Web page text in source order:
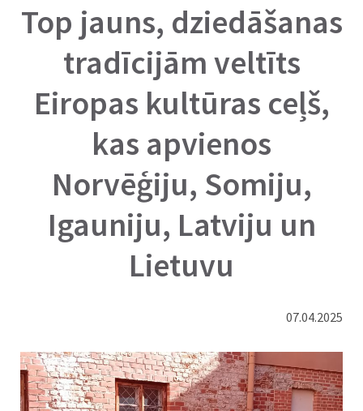
Top jauns, dziedāšanas
tradīcijām veltīts
Eiropas kultūras ceļš,
kas apvienos
Norvēģiju, Somiju,
Igauniju, Latviju un
Lietuvu
07.04.2025